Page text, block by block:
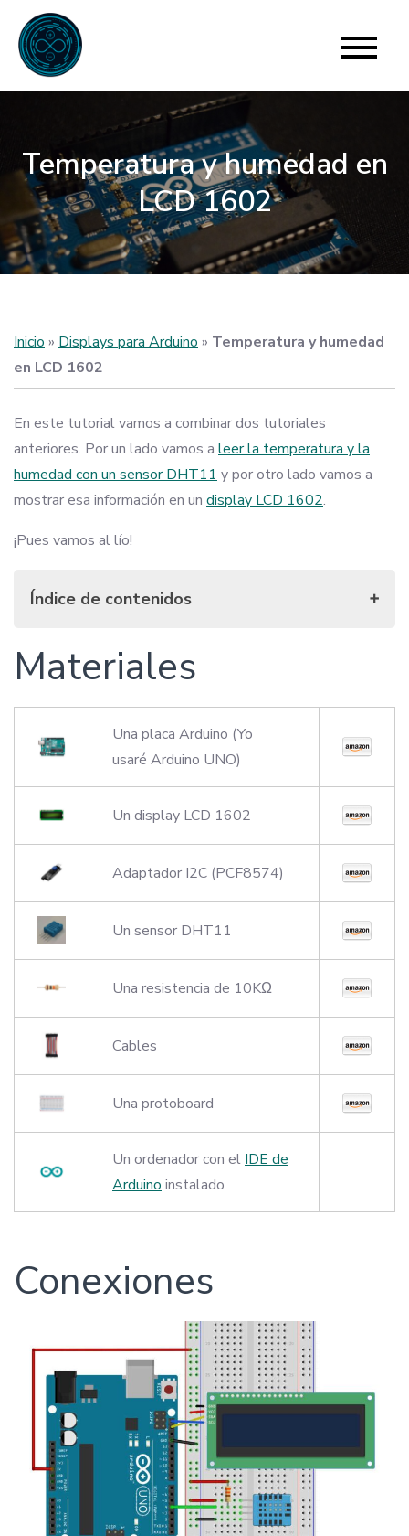
content
Temperatura y humedad en
LCD 1602
Inicio » Displays para Arduino » Temperatura y humedad
en LCD 1602
En este tutorial vamos a combinar dos tutoriales
anteriores. Por un lado vamos a leer la temperatura y la
humedad con un sensor DHT11 y por otro lado vamos a
mostrar esa información en un display LCD 1602.
¡Pues vamos al lío!
Índice de contenidos
Conexiones
Configuración
Función loop
Materiales
Una placa Arduino (Yo
usaré Arduino UNO)
Un display LCD 1602
Adaptador I2C (PCF8574)
Un sensor DHT11
Una resistencia de 10KΩ
Cables
Una protoboard
Un ordenador con el IDE de
Arduino instalado
Conexiones